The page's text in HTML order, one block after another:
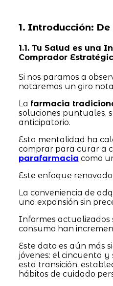
1. Introducción: De
1.1. Tu Salud es una
Comprador
Si nos paramos a
notaremos un giro
La farmacia
soluciones puntuales,
anticipatorio.
Esta mentalidad ha
comprar para curar a
parafarmacia como
Este enfoque
La conveniencia de
una expansión sin
Informes actualizados
consumo han
Este dato es aún más
jóvenes: el cincuenta
esta transición,
hábitos de cuidado